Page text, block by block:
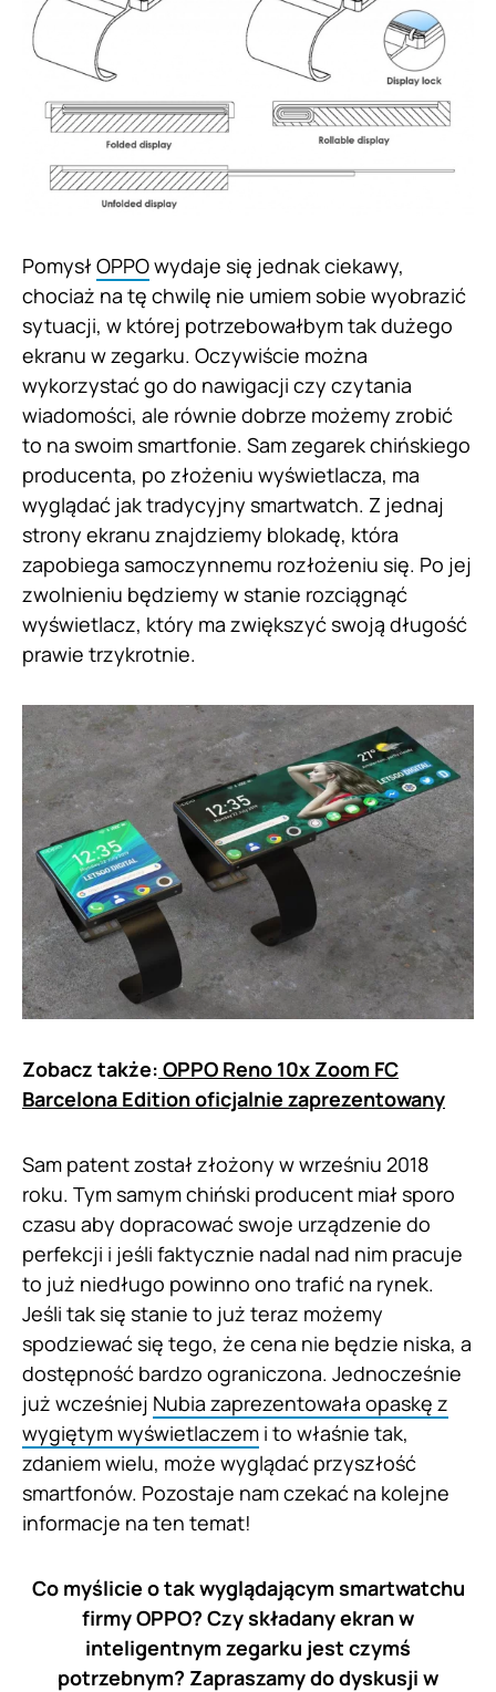
Pomysł OPPOwydaje się jednak ciekawy,
chociaż na tę chwilę nie umiem sobie wyobrazić
sytuacji, w której potrzebowałbym tak dużego
ekranu w zegarku. Oczywiście można
wykorzystać go do nawigacji czy czytania
wiadomości, ale równie dobrze możemy zrobić
to na swoim smartfonie. Sam zegarek chińskiego
producenta, po złożeniu wyświetlacza, ma
wyglądać jak tradycyjny smartwatch. Z jednaj
strony ekranu znajdziemy blokadę, która
zapobiega samoczynnemu rozłożeniu się. Po jej
zwolnieniu będziemy w stanie rozciągnąć
wyświetlacz, który ma zwiększyć swoją długość
prawie trzykrotnie.
Zobacz także: OPPO Reno 10x Zoom FC
Barcelona Edition oficjalnie zaprezentowany
Sam patent został złożony w wrześniu 2018
roku. Tym samym chiński producent miał sporo
czasu aby dopracować swoje urządzenie do
perfekcji i jeśli faktycznie nadal nad nim pracuje
to już niedługo powinno ono trafić na rynek.
Jeśli tak się stanie to już teraz możemy
spodziewać się tego, że cena nie będzie niska, a
dostępność bardzo ograniczona. Jednocześnie
już wcześniej Nubia zaprezentowała opaskę z
wygiętym wyświetlaczem i to właśnie tak,
zdaniem wielu, może wyglądać przyszłość
smartfonów. Pozostaje nam czekać na kolejne
informacje na ten temat!
Co myślicie o tak wyglądającym smartwatchu
firmy OPPO? Czy składany ekran w
inteligentnym zegarku jest czymś
potrzebnym? Zapraszamy do dyskusji w